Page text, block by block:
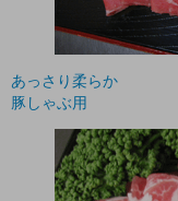
あっさり柔らか
豚しゃぶ用